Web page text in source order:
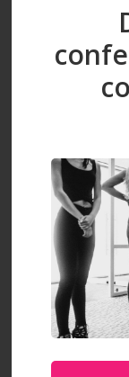
FATIMA